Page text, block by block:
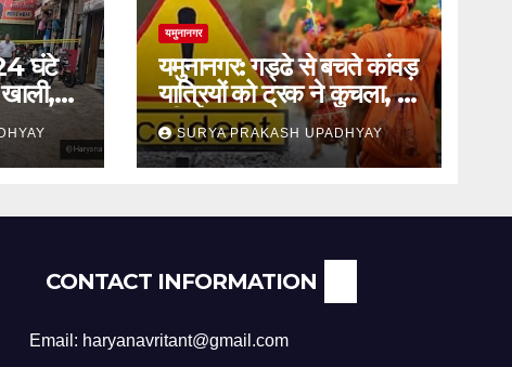
घंटे
यमुनानगर
यमुनानगर: गड्ढे से बचते कांवड़
यात्रियों को ट्रक ने कुचला, दो
की मौत
SURYA PRAKASH UPADHYAY
CONTACT INFORMATION
Email: haryanavritant@gmail.com